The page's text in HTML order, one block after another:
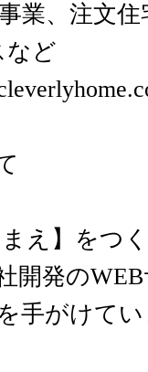
業、注文住
など
え】をつ
開発の
手がけて